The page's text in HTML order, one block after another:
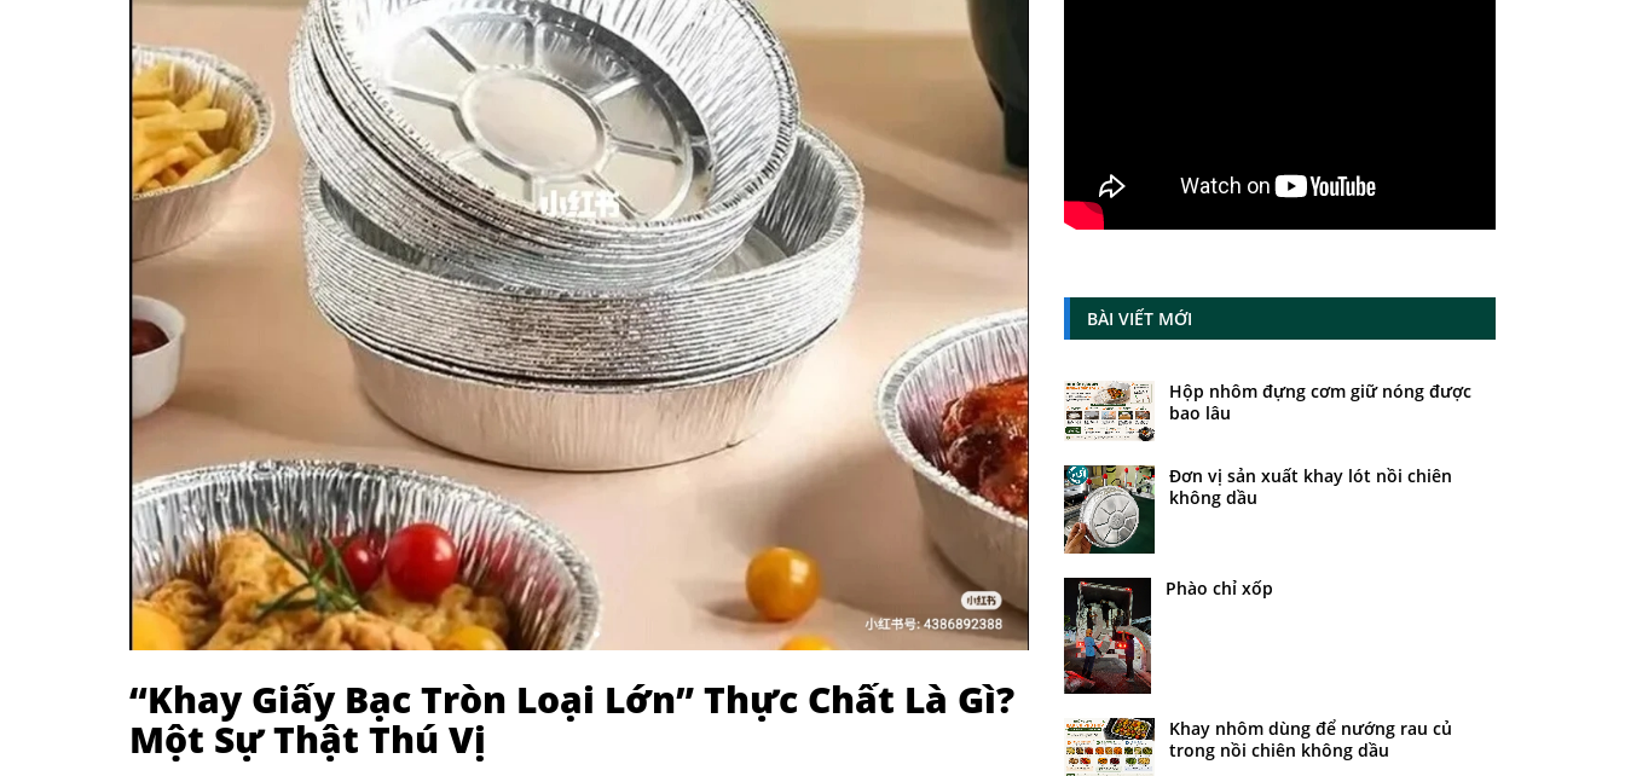
“Khay Giấy Bạc Tròn Loại Lớn” Thực Chất Là Gì?
Một Sự Thật Thú Vị
BÀI VIẾT MỚI
Hộp nhôm đựng cơm giữ nóng được
bao lâu
Đơn vị sản xuất khay lót nồi chiên
không dầu
Phào chỉ xốp
Khay nhôm dùng để nướng rau củ
trong nồi chiên không dầu